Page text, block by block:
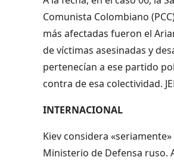
Comunista Colombiano
más afectadas fueron el
de víctimas asesinadas y
pertenecían a ese partido
contra de esa colectividad.
INTERNACIONAL
Kiev considera
Ministerio de Defensa ruso.